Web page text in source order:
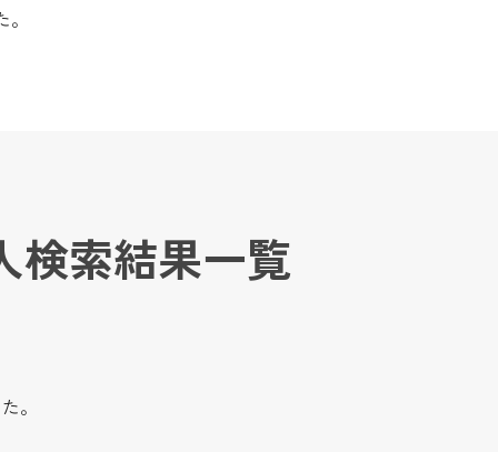
検索結果一覧
。